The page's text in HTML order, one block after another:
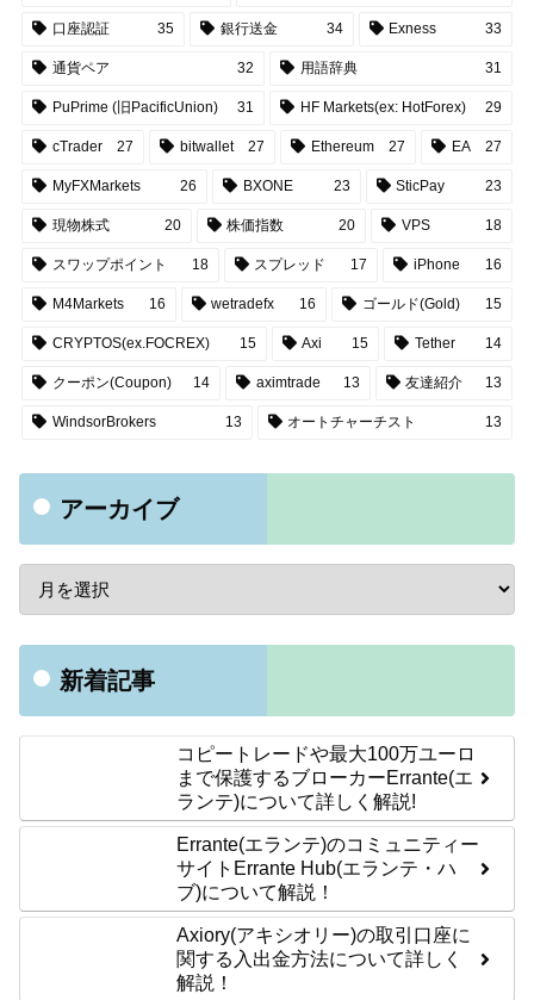
口座認証 35 銀行送金 34 Exness 33
通貨ペア 32 用語辞典 31
PuPrime (旧PacificUnion) 31 HF Markets(ex: HotForex) 29
cTrader 27 bitwallet 27 Ethereum 27 EA 27
MyFXMarkets 26 BXONE 23 SticPay 23
現物株式 20 株価指数 20 VPS 18
スワップポイント 18 スプレッド 17 iPhone 16
M4Markets 16 wetradefx 16 ゴールド(Gold) 15
CRYPTOS(ex.FOCREX) 15 Axi 15 Tether 14
クーポン(Coupon) 14 aximtrade 13 友達紹介 13
WindsorBrokers 13 オートチャーチスト 13
アーカイブ
新着記事
コピートレードや最大100万ユーロ
まで保護するブローカーErrante(エ
ランテ)について詳しく解説!
Errante(エランテ)のコミュニティー
サイトErrante Hub(エランテ・ハ
ブ)について解説！
Axiory(アキシオリー)の取引口座に
関する入出金方法について詳しく
解説！